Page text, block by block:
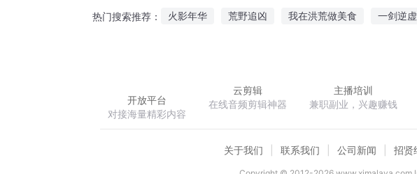
热门搜索推荐： 火影年华 荒野追凶 我在洪荒做美食 一剑逆虚
开放平台
对接海量精彩内容
云剪辑
在线音频剪辑神器
主播培训
兼职副业，兴趣赚钱
关于我们 联系我们 公司新闻 招贤